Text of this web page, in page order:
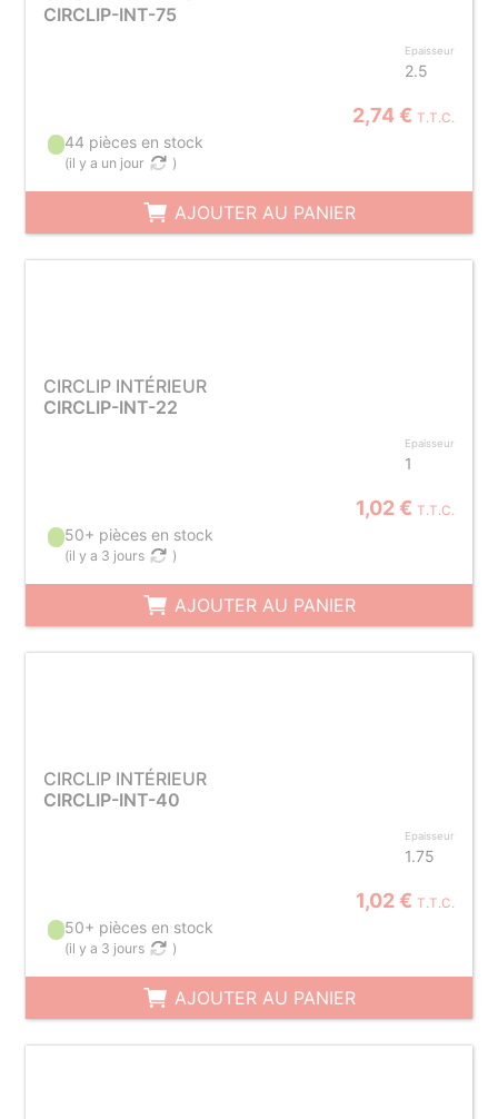
CIRCLIP-INT-75
Epaisseur
2.5
2,74 € T.T.C.
44 pièces en stock
(il y a un jour )
AJOUTER AU PANIER
CIRCLIP INTÉRIEUR
CIRCLIP-INT-22
Epaisseur
1
1,02 € T.T.C.
50+ pièces en stock
(il y a 3 jours )
AJOUTER AU PANIER
CIRCLIP INTÉRIEUR
CIRCLIP-INT-40
Epaisseur
1.75
1,02 € T.T.C.
50+ pièces en stock
(il y a 3 jours )
AJOUTER AU PANIER